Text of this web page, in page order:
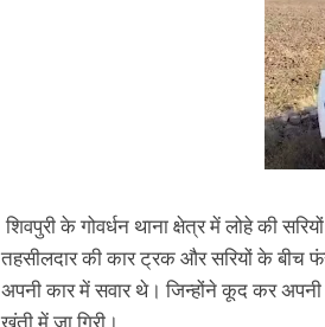
शिवपुरी के गोवर्धन थाना क्षेत्र में लोहे की
तहसीलदार की कार ट्रक और सरियों के बीच
अपनी कार में सवार थे। जिन्होंने कूद कर
खंती में जा गिरी।